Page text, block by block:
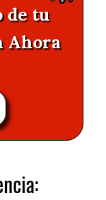
de tu
Ahora